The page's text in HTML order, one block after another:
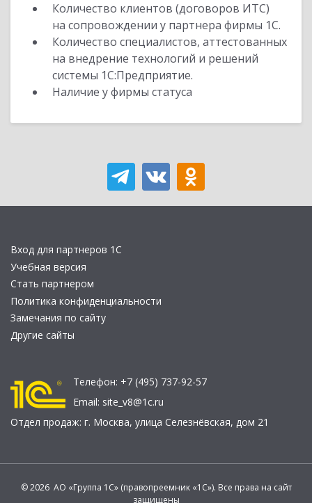
Количество клиентов (договоров ИТС)
на сопровождении у партнера фирмы 1С.
Количество специалистов, аттестованных
на внедрение технологий и решений
системы 1С:Предприятие.
Наличие у фирмы статуса
Вход для партнеров 1С
Учебная версия
Стать партнером
Политика конфиденциальности
Замечания по сайту
Другие сайты
Телефон: +7 (495) 737-92-57
Email: site_v8@1c.ru
Отдел продаж: г. Москва, улица Селезнёвская, дом 21
© 2026 АО «Группа 1С» (правопреемник «1С»). Все права на сайт
защищены